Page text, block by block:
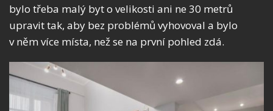
bylo třeba malý byt o velikosti ani ne 30 metrů
upravit tak, aby bez problémů vyhovoval a bylo
v něm více místa, než se na první pohled zdá.